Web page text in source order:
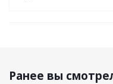
Ранее вы